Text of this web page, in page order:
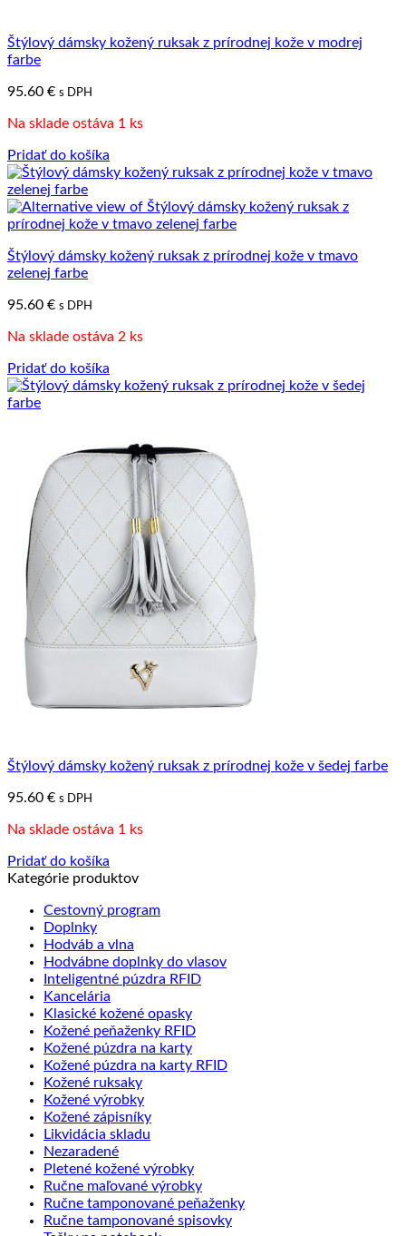
Štýlový dámsky kožený ruksak z prírodnej kože v modrej
farbe
95.60 € s DPH
Na sklade ostáva 1 ks
Pridať do košíka
Štýlový dámsky kožený ruksak z prírodnej kože v tmavo
zelenej farbe
95.60 € s DPH
Na sklade ostáva 2 ks
Pridať do košíka
Štýlový dámsky kožený ruksak z prírodnej kože v šedej farbe
95.60 € s DPH
Na sklade ostáva 1 ks
Pridať do košíka
Kategórie produktov
Cestovný program
Doplnky
Hodváb a vlna
Hodvábne doplnky do vlasov
Inteligentné púzdra RFID
Kancelária
Klasické kožené opasky
Kožené peňaženky RFID
Kožené púzdra na karty
Kožené púzdra na karty RFID
Kožené ruksaky
Kožené výrobky
Kožené zápisníky
Likvidácia skladu
Nezaradené
Pletené kožené výrobky
Ručne maľované výrobky
Ručne tamponované peňaženky
Ručne tamponované spisovky